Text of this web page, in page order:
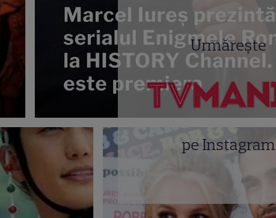
Urmărește
pe Instagram